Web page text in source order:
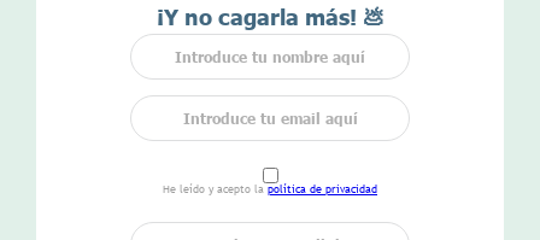
¡Y no cagarla más! 💩
He leído y acepto la política de privacidad